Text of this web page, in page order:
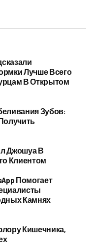
Лучше Всего
В Открытом
Зубов:
Джошуа В
Клиентом
Помогает
Камнях
Кишечника,